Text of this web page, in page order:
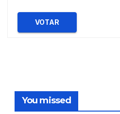
VOTAR
You missed